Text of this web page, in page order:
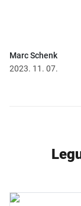
Marc Schenk
2023. 11. 07.